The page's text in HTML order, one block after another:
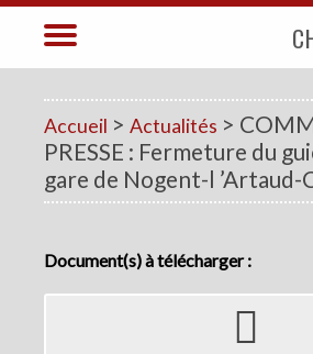
Accueil > Actualités >
PRESSE : Fermeture du
gare de Nogent-l ’Artaud-
Document(s) à télécharger :